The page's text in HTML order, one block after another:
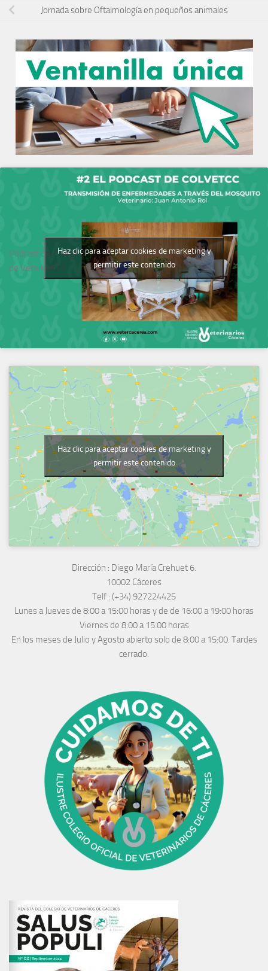
Jornada sobre Oftalmología en pequeños animales
Podcast del Colegio
de Veterinarios
Haz clic para aceptar cookies de marketing y
permitir este contenido
Haz clic para aceptar cookies de marketing y
permitir este contenido
Dirección : Diego María Crehuet 6.
10002 Cáceres
Telf : (+34) 927224425
Lunes a Jueves de 8:00 a 15:00 horas y de de 16:00 a 19:00 horas
Viernes de 8:00 a 15:00 horas
En los meses de Julio y Agosto abierto solo de 8:00 a 15:00. Tardes
cerrado.